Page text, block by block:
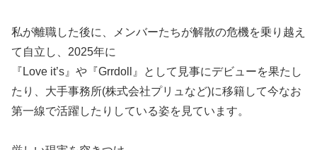
私が離職した後に、メンバーたちが解散の危機を乗り越え
て自立し、2025年に
『Love it’s』や『Grrdoll』として見事にデビューを果たし
たり、大手事務所(株式会社プリュなど)に移籍して今なお
第一線で活躍したりしている姿を見ています。